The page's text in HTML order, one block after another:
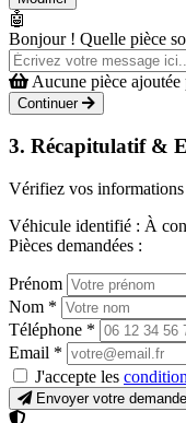
🤖
Bonjour ! Quelle pièce
Aucune pièce
Continuer
3. Récapitulatif &
Vérifiez vos
Véhicule identifié : À
Pièces demandées :
Prénom
Nom *
Téléphone *
Email *
J'accepte les
Envoyer votre demande